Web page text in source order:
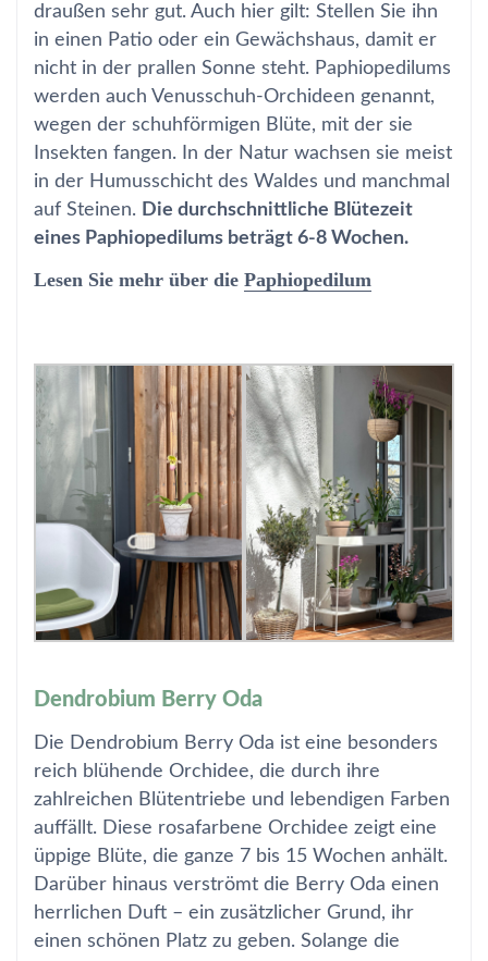
draußen sehr gut. Auch hier gilt: Stellen Sie ihn
in einen Patio oder ein Gewächshaus, damit er
nicht in der prallen Sonne steht. Paphiopedilums
werden auch Venusschuh-Orchideen genannt,
wegen der schuhförmigen Blüte, mit der sie
Insekten fangen. In der Natur wachsen sie meist
in der Humusschicht des Waldes und manchmal
auf Steinen. Die durchschnittliche Blütezeit
eines Paphiopedilums beträgt 6-8 Wochen.
Lesen Sie mehr über die Paphiopedilum
Dendrobium Berry Oda
Die Dendrobium Berry Oda ist eine besonders
reich blühende Orchidee, die durch ihre
zahlreichen Blütentriebe und lebendigen Farben
auffällt. Diese rosafarbene Orchidee zeigt eine
üppige Blüte, die ganze 7 bis 15 Wochen anhält.
Darüber hinaus verströmt die Berry Oda einen
herrlichen Duft – ein zusätzlicher Grund, ihr
einen schönen Platz zu geben. Solange die